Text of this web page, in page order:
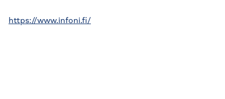
https://www.infoni.fi/